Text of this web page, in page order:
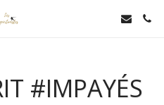
#IMPAYÉS